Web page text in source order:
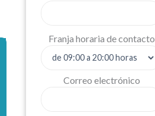
Franja horaria de contacto
Correo electrónico